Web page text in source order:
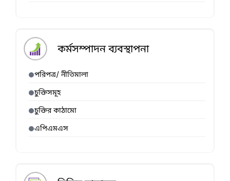
কর্মসম্পাদন ব্যবস্থাপনা
পরিপত্র/ নীতিমালা
চুক্তিসমূহ
চুক্তির কাঠামো
এপিএমএস